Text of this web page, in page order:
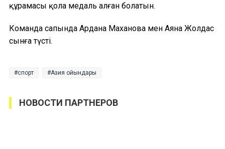
құрамасы қола медаль алған болатын.
Команда сапында Ардана Маханова мен Аяна Жолдас
сынға түсті.
спорт Азия ойындары
НОВОСТИ ПАРТНЕРОВ